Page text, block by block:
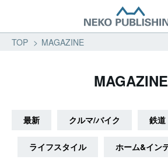
TOP MAGAZINE
MAGAZINE
最新 クルマ/バイク 鉄道
ライフスタイル ホーム&イン